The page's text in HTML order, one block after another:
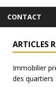
CONTACT
ARTICLES
Immobilier
des quartiers